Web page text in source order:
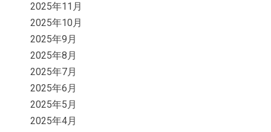
2025年11月
2025年10月
2025年9月
2025年8月
2025年7月
2025年6月
2025年5月
2025年4月